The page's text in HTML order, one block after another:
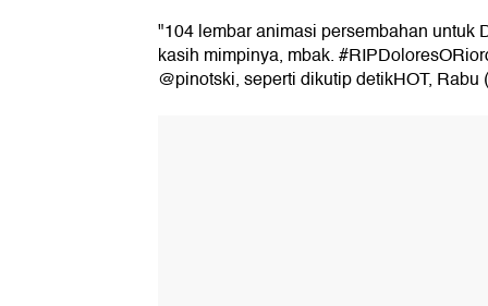
"104 lembar animasi persembahan untuk
kasih mimpinya, mbak.
@pinotski, seperti dikutip detikHOT, Rabu